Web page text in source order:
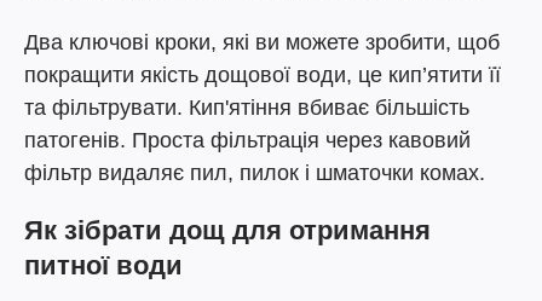
Два ключові кроки, які ви можете зробити, щоб
покращити якість дощової води, це кип’ятити її
та фільтрувати. Кип'ятіння вбиває більшість
патогенів. Проста фільтрація через кавовий
фільтр видаляє пил, пилок і шматочки комах.
Як зібрати дощ для отримання
питної води